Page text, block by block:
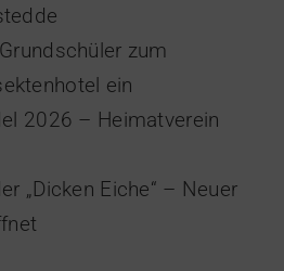
zum
ein
2026 – Heimatverein
„Dicken Eiche“ – Neuer